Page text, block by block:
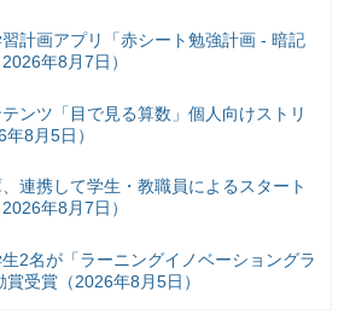
計画アプリ「赤シート勉強計画 - 暗記
年8月7日）
ンツ「目で見る算数」個人向けストリ
8月5日）
連携して学生・教職員によるスタート
年8月7日）
2名が「ラーニングイノベーショングラ
受賞（2026年8月5日）